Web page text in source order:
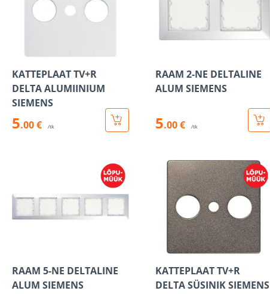
KATTEPLAAT TV+R
DELTA ALUMIINIUM
SIEMENS
5.00 € /tk
RAAM 2-NE DELTALINE
ALUM SIEMENS
5.00 € /tk
RAAM 5-NE DELTALINE
ALUM SIEMENS
KATTEPLAAT TV+R
DELTA SÜSINIK SIEMENS